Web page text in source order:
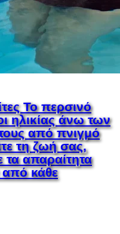
Το περσινό
ηλικίας άνω των
από πνιγμό
τη ζωή σας,
τα απαραίτητα
από κάθε